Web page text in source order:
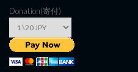
Donation(寄付)